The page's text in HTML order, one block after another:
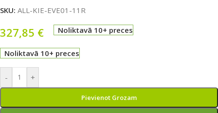
SKU: ALL-KIE-EVE01-11R
327,85 € Noliktavā 10+ preces
Noliktavā 10+ preces
- +
Pievienot Grozam